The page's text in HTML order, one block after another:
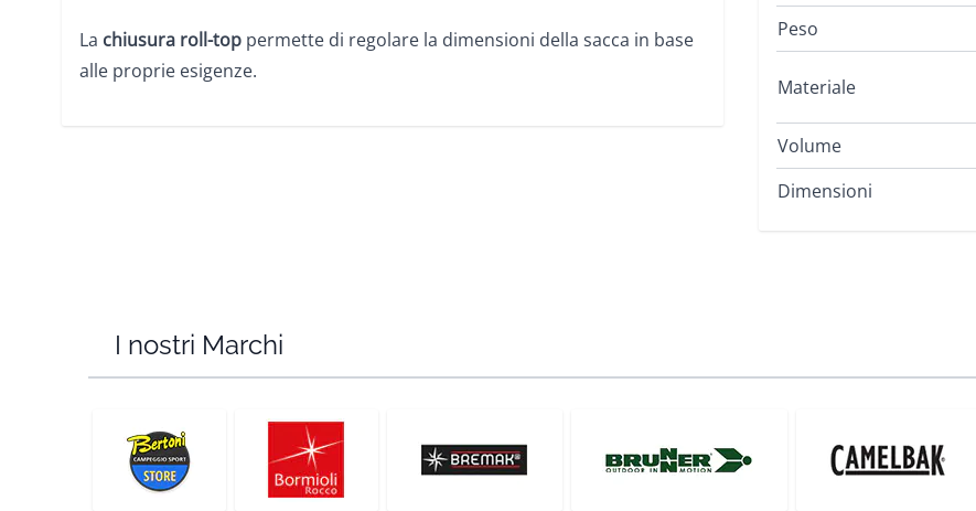
La chiusura roll-top permette di regolare la dimensioni della sacca in base
alle proprie esigenze.
Peso
Materiale
Volume
Dimensioni
I nostri Marchi